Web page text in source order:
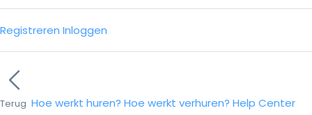
Registreren Inloggen
Terug Hoe werkt huren? Hoe werkt verhuren? Help Center